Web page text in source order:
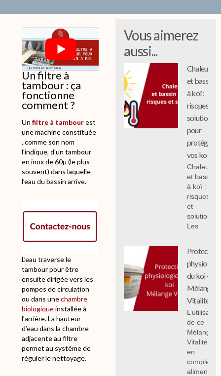
Un filtre à
tambour : ça
fonctionne
comment ?
Unfiltre à tambourest
une machine constituée
, comme son nom
l’indique, d’un tambour
en inox de 60µ (le plus
souvent) dans laquelle
l’eau du bassin arrive.
L’eau traverse le
tambour pour être
ensuite dirigée vers les
pompes de circulation
ou dans unechambre
biologiqueinstallée à
l’arrière. La hauteur
d’eau dans la chambre
adjacente au filtre
permet au système de
réguler le nettoyage.
Vous aimerez
aussi...
Chaleur
et bassin
à koï :
risques et
solutions
pour
protéger
vos koi
Chaleur
et bassin
à koï :
risques
et
solutions;
Les
Protection
du koi -
Mélange
Vitalité
L’utilisation
de ce
Mélange
Vitalité 1
en
alimentaire